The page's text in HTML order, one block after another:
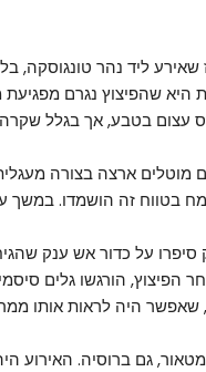
המקובלת היא שהפיצוץ נגרם
עצום בטבע, אך בגלל שקרה
מוטלים ארצה בצורה
והצומח בטווח זה הושמדו.
סיפרו על כדור אש ענק
הפיצוץ, הורגשו גלים
היה לראות אותו ממרחק של
2013 התפוצץ מטאור, גם